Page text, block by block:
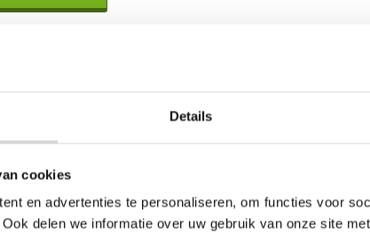
Details
cookies
en advertenties te personaliseren, om functies voor
delen we informatie over uw gebruik van onze site